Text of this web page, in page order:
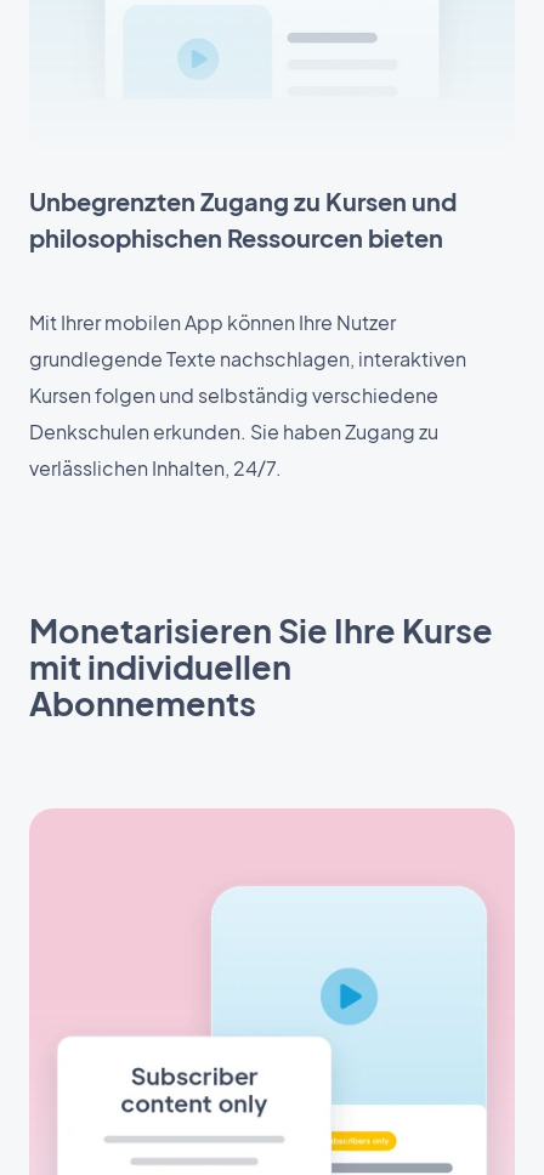
Unbegrenzten Zugang zu Kursen und
philosophischen Ressourcen bieten
Mit Ihrer mobilen App können Ihre Nutzer
grundlegende Texte nachschlagen, interaktiven
Kursen folgen und selbständig verschiedene
Denkschulen erkunden. Sie haben Zugang zu
verlässlichen Inhalten, 24/7.
Monetarisieren Sie Ihre Kurse
mit individuellen
Abonnements